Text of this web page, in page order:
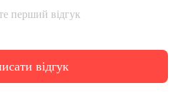
перший відгук
відгук